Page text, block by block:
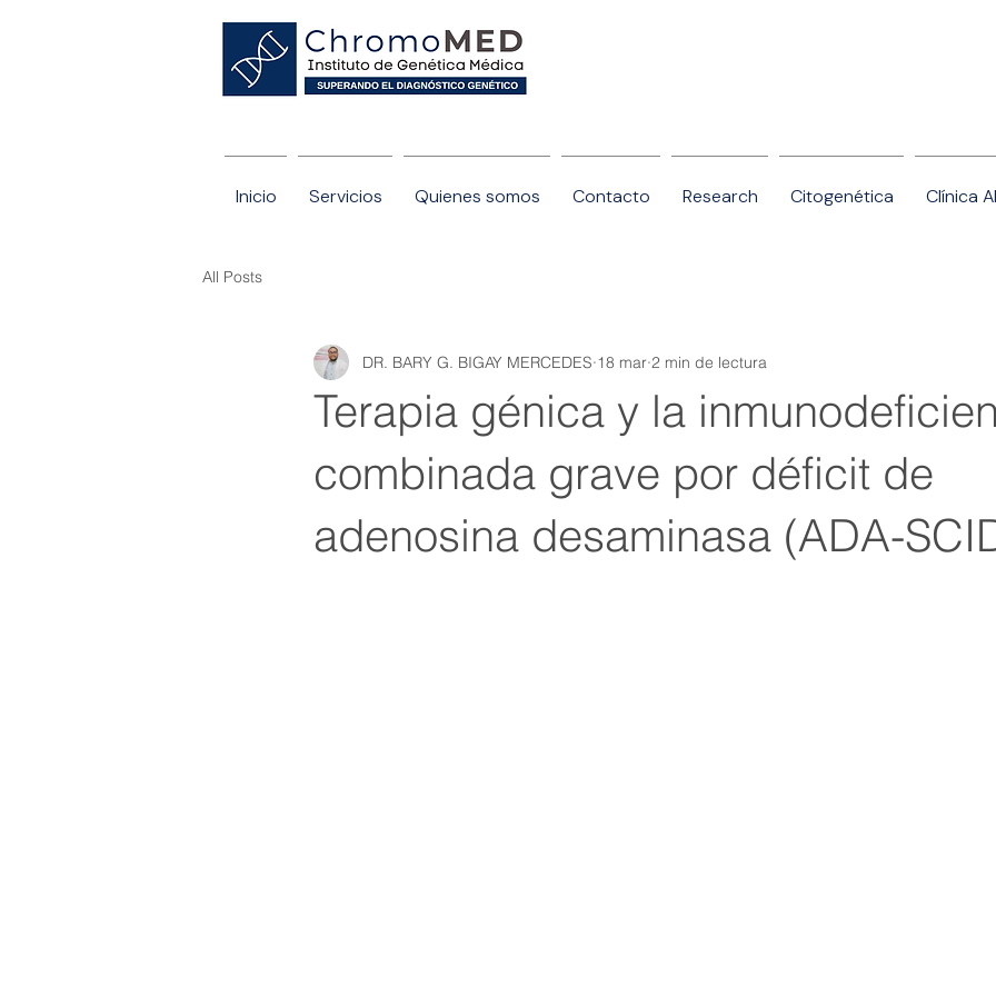
Inicio Servicios Quienes somos Contacto Research Citogenética Clínica
All Posts
Terapia génica y la
combinada grave por déficit de
adenosina desaminasa (ADA-
DR. BARY G. BIGAY MERCEDES 18 mar 2 min de lectura